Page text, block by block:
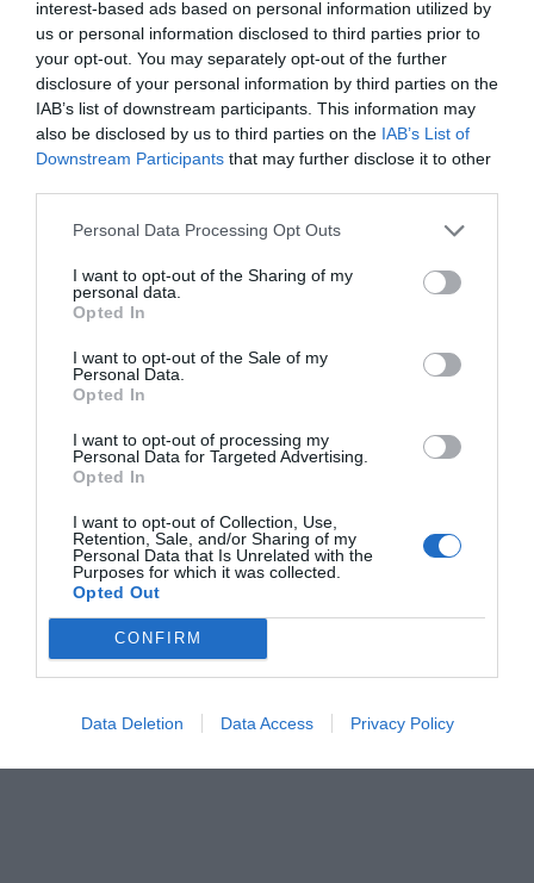
interest-based ads based on personal information utilized by
us or personal information disclosed to third parties prior to
your opt-out. You may separately opt-out of the further
disclosure of your personal information by third parties on the
IAB’s list of downstream participants. This information may
also be disclosed by us to third parties on the IAB’s List of
Downstream Participants that may further disclose it to other
Personal Data Processing Opt Outs
I want to opt-out of the Sharing of my
personal data.
Opted In
I want to opt-out of the Sale of my
Personal Data.
Opted In
I want to opt-out of processing my
Personal Data for Targeted Advertising.
Opted In
I want to opt-out of Collection, Use,
Retention, Sale, and/or Sharing of my
Personal Data that Is Unrelated with the
Purposes for which it was collected.
Opted Out
CONFIRM
Data Deletion Data Access Privacy Policy
desaparecían algunos de los momentos más
especiales de su etapa escolar. Y ahí los docentes
también debemos asumir nuestra parte de
responsabilidad.